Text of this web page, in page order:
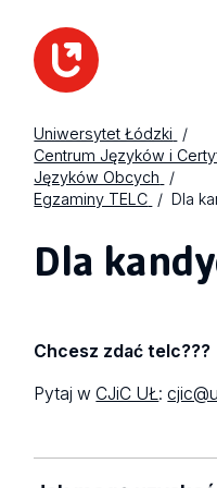
Uniwersytet Łódzki
Centrum Języków i
Języków Obcych
Egzaminy TELC
Dla
Dla
Chcesz zdać telc???
Pytaj wCJiC UŁ: